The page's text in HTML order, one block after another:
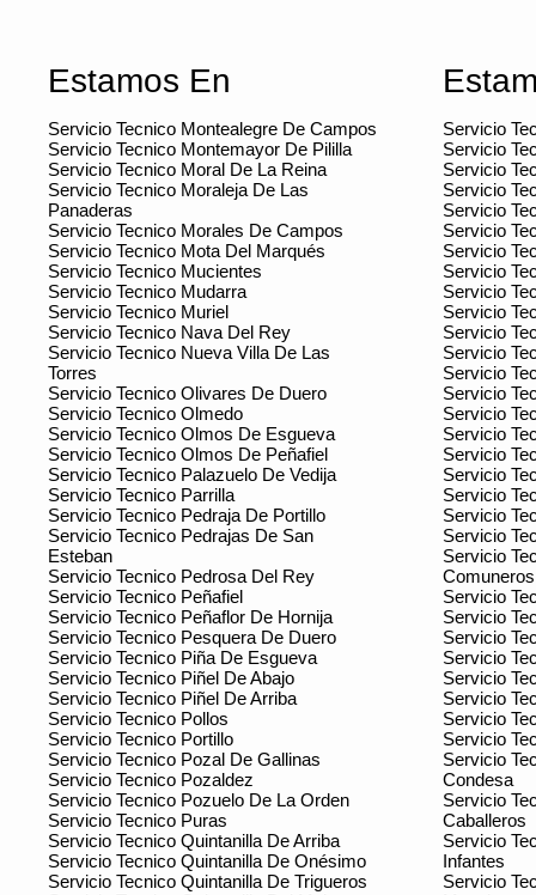
Estamos En
Servicio Tecnico Montealegre De Campos
Servicio Tecnico Montemayor De Pililla
Servicio Tecnico Moral De La Reina
Servicio Tecnico Moraleja De Las
Panaderas
Servicio Tecnico Morales De Campos
Servicio Tecnico Mota Del Marqués
Servicio Tecnico Mucientes
Servicio Tecnico Mudarra
Servicio Tecnico Muriel
Servicio Tecnico Nava Del Rey
Servicio Tecnico Nueva Villa De Las
Torres
Servicio Tecnico Olivares De Duero
Servicio Tecnico Olmedo
Servicio Tecnico Olmos De Esgueva
Servicio Tecnico Olmos De Peñafiel
Servicio Tecnico Palazuelo De Vedija
Servicio Tecnico Parrilla
Servicio Tecnico Pedraja De Portillo
Servicio Tecnico Pedrajas De San
Esteban
Servicio Tecnico Pedrosa Del Rey
Servicio Tecnico Peñafiel
Servicio Tecnico Peñaflor De Hornija
Servicio Tecnico Pesquera De Duero
Servicio Tecnico Piña De Esgueva
Servicio Tecnico Piñel De Abajo
Servicio Tecnico Piñel De Arriba
Servicio Tecnico Pollos
Servicio Tecnico Portillo
Servicio Tecnico Pozal De Gallinas
Servicio Tecnico Pozaldez
Servicio Tecnico Pozuelo De La Orden
Servicio Tecnico Puras
Servicio Tecnico Quintanilla De Arriba
Servicio Tecnico Quintanilla De Onésimo
Servicio Tecnico Quintanilla De Trigueros
Servicio
Servicio
Servicio
Servicio
Servicio
Servicio
Servicio
Servicio
Servicio
Servicio
Servicio
Servicio
Servicio
Servicio
Servicio
Servicio
Servicio
Servicio
Servicio
Servicio
Servicio
Servicio
Comuneros
Servicio
Servicio
Servicio
Servicio
Servicio
Servicio
Servicio
Servicio
Servicio
Condesa
Servicio
Caballeros
Servicio
Infantes
Servicio